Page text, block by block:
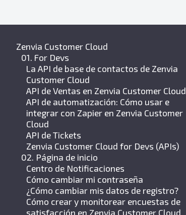
Zenvia Customer Cloud
01. For Devs
La API de base de contactos de Zenvia
Customer Cloud
API de Ventas en Zenvia Customer Cloud
API de automatización: Cómo usar e
integrar con Zapier en Zenvia Customer
Cloud
API de Tickets
Zenvia Customer Cloud for Devs (APIs)
02. Página de inicio
Centro de Notificaciones
Cómo cambiar mi contraseña
¿Cómo cambiar mis datos de registro?
Cómo crear y monitorear encuestas de
satisfacción en Zenvia Customer Cloud